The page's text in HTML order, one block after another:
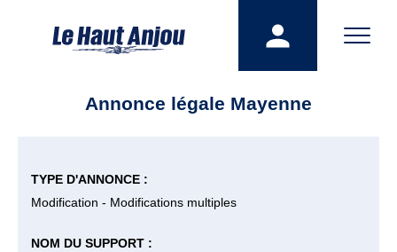
Annonce légale Mayenne
TYPE D'ANNONCE :
Modification - Modifications multiples
NOM DU SUPPORT :